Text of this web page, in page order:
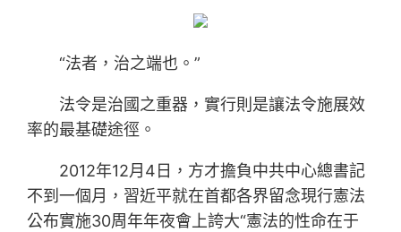
“法者，治之端也。”
法令是治國之重器，實行則是讓法令施展效
率的最基礎途徑。
2012年12月4日，方才擔負中共中心總書記
不到一個月，習近平就在首都各界留念現行憲法
公布實施30周年年夜會上誇大“憲法的性命在于